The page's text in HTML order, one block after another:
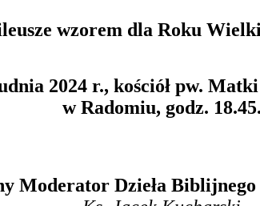
wzorem dla Roku
2024 r., kościół pw.
w Radomiu, godz. 18.45.
Moderator Dzieła Biblijnego